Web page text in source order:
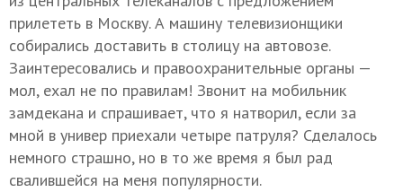
прилететь в Москву. А машину телевизионщики
собирались доставить в столицу на автовозе.
Заинтересовались и правоохранительные органы —
мол, ехал не по правилам! Звонит на мобильник
замдекана и спрашивает, что я натворил, если за
мной в универ приехали четыре патруля? Сделалось
немного страшно, но в то же время я был рад
свалившейся на меня популярности.